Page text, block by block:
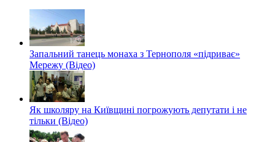
Запальний танець монаха з Тернополя «підриває»
Мережу (Відео)
Як школяру на Київщині погрожують депутати і не
тільки (Відео)